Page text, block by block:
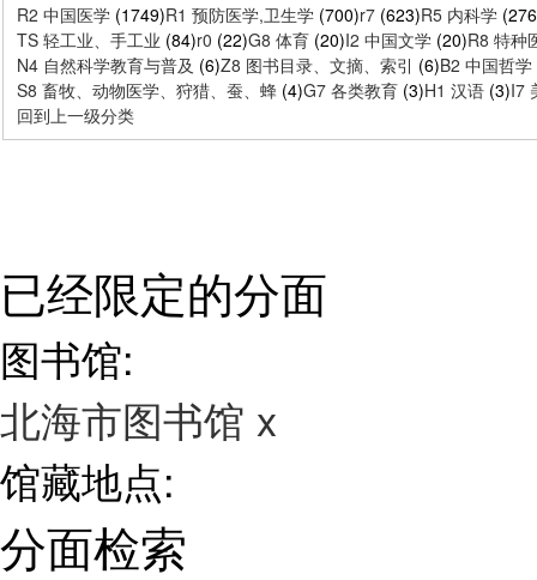
R2 中国医学 (1749)R1 预防医学,卫生学 (700)r7 (623)R5 内科学
TS 轻工业、手工业 (84)r0 (22)G8 体育 (20)I2 中国文学 (20)R8 特种
N4 自然科学教育与普及 (6)Z8 图书目录、文摘、索引 (6)B2 中国哲学
S8 畜牧、动物医学、狩猎、蚕、蜂 (4)G7 各类教育 (3)H1 汉语 (3)I7
回到上一级分类
已经限定的分面
图书馆:
北海市图书馆 x
馆藏地点:
分面检索